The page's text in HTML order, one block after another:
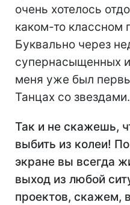
очень хотелось
каком-то классном
Буквально через
супернасыщенных
меня уже был
Танцах со звездами.
Так и не скажешь,
выбить из колеи!
экране вы всегда
выход из любой
проектов, скажем,